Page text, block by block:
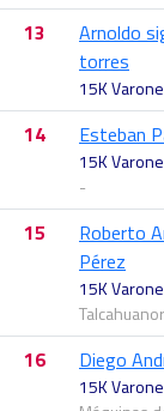
13
Arnoldo
torres
15K
14 Esteban
15K
-
15
Roberto
Pérez
15K
16 Diego
15K